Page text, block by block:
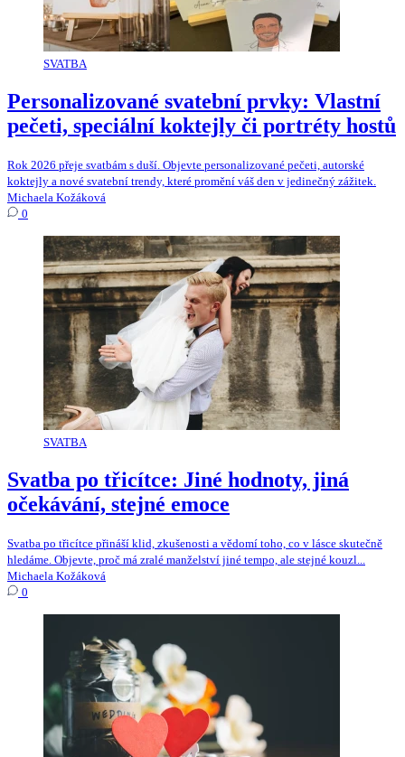
SVATBA
Personalizované svatební prvky: Vlastní
pečeti, speciální koktejly či portréty hostů
Rok 2026 přeje svatbám s duší. Objevte personalizované pečeti, autorské
koktejly a nové svatební trendy, které promění váš den v jedinečný zážitek.
Michaela Kožáková
0
SVATBA
Svatba po třicítce: Jiné hodnoty, jiná
očekávání, stejné emoce
Svatba po třicítce přináší klid, zkušenosti a vědomí toho, co v lásce skutečně
hledáme. Objevte, proč má zralé manželství jiné tempo, ale stejné kouzl...
Michaela Kožáková
0